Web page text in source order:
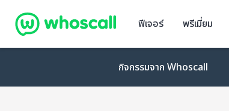
Whoscall
ฟีเจอร์ พรีเมี่ยม
กิจกรรมจาก Whoscall